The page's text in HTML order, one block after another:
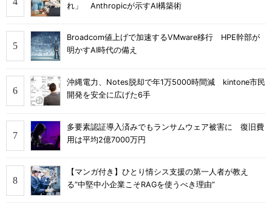
れ」 Anthropicが示すAI構築術
Broadcom値上げで加速するVMware移行 HPE幹部が
明かすAI時代の備え
沖縄電力、Notes脱却で年1万5000時間減 kintone市民
開発を安全に広げた6手
多要素認証導入済みでもランサムウェア被害に 復旧費
用は平均2億7000万円
【マンガ付き】ひとり情シス支援の第一人者が教え
る”中堅中小企業こそRAGを使うべき理由”